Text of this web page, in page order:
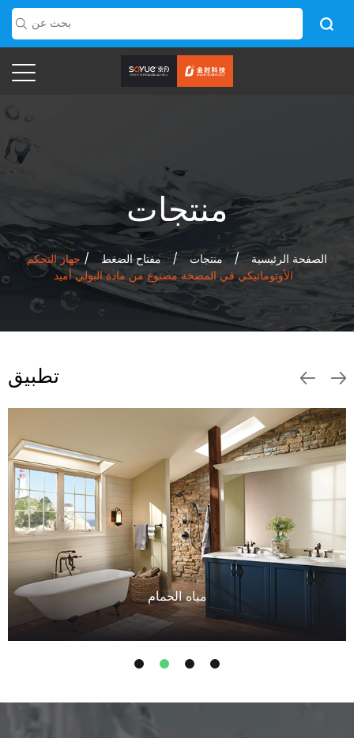
منتجات
الصفحة الرئيسية / منتجات / مفتاح الضغط / جهاز التحكم
الأوتوماتيكي في المضخة مصنوع من مادة البولي أميد
تطبيق
مياه الحمام